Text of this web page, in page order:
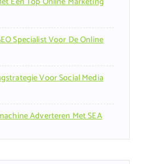
Specialist Voor De Online
Voor Social Media
Adverteren Met SEA